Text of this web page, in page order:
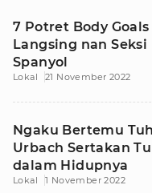
7 Potret Body
Langsing nan Seksi
Spanyol
Lokal 21 November 2022
Ngaku Bertemu
Urbach Sertakan
dalam Hidupnya
Lokal 1 November 2022